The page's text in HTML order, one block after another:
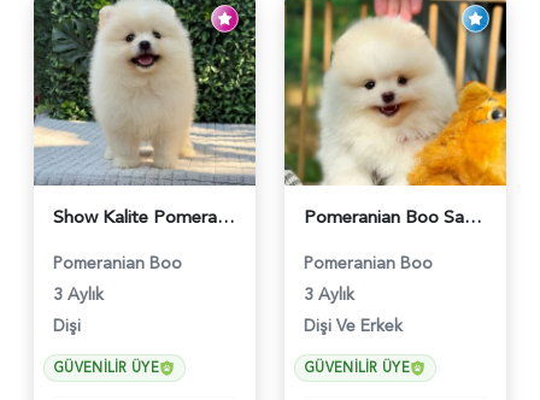
Show Kalite Pomeranian Boo Yavrusu | Teddy Face | Sağlık Garantili - 6175
Pomeranian Boo
3 Aylık
Dişi
GÜVENILIR ÜYE
Pomeranian Boo Safkan Yavrularımız - 6031
Pomeranian Boo
3 Aylık
Dişi Ve Erkek
GÜVENILIR ÜYE